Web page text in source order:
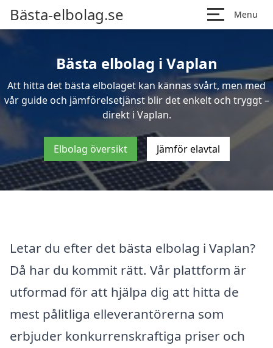
Bästa-elbolag.se Menu
Bästa elbolag i Vaplan
Att hitta det bästa elbolaget kan kännas svårt, men med
vår guide och jämförelsetjänst blir det enkelt och tryggt –
direkt i Vaplan.
Elbolag översikt Jämför elavtal
Letar du efter det bästa elbolag i Vaplan?
Då har du kommit rätt. Vår plattform är
utformad för att hjälpa dig att hitta de
mest pålitliga elleverantörerna som
erbjuder konkurrenskraftiga priser och